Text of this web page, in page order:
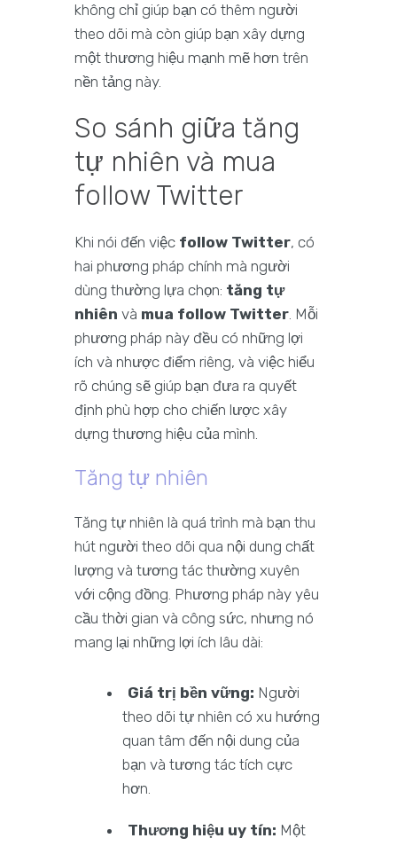
không chỉ giúp bạn có thêm người
theo dõi mà còn giúp bạn xây dựng
một thương hiệu mạnh mẽ hơn trên
nền tảng này.
So sánh giữa tăng
tự nhiên và mua
follow Twitter
Khi nói đến việc follow Twitter, có
hai phương pháp chính mà người
dùng thường lựa chọn: tăng tự
nhiên và mua follow Twitter. Mỗi
phương pháp này đều có những lợi
ích và nhược điểm riêng, và việc hiểu
rõ chúng sẽ giúp bạn đưa ra quyết
định phù hợp cho chiến lược xây
dựng thương hiệu của mình.
Tăng tự nhiên
Tăng tự nhiên là quá trình mà bạn thu
hút người theo dõi qua nội dung chất
lượng và tương tác thường xuyên
với cộng đồng. Phương pháp này yêu
cầu thời gian và công sức, nhưng nó
mang lại những lợi ích lâu dài:
Giá trị bền vững: Người
theo dõi tự nhiên có xu hướng
quan tâm đến nội dung của
bạn và tương tác tích cực
hơn.
Thương hiệu uy tín: Một